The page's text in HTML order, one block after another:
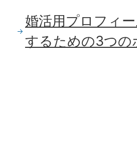
婚活用プロフィ
するための3つの